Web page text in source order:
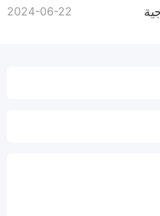
2024-06-22